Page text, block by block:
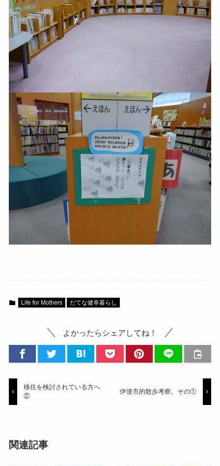
Life for Mothers だてな健幸暮らし
よかったらシェアしてね！
移住を検討されている方へ
②
伊達市的散歩考察。その①
関連記事